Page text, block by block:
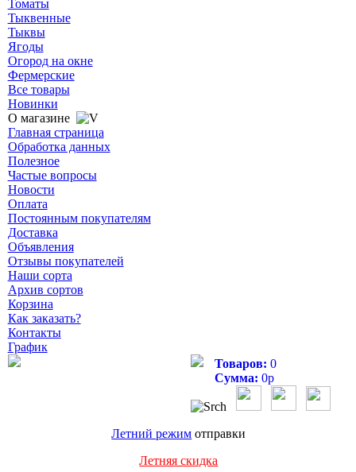
Томаты
Тыквенные
Тыквы
Ягоды
Огород на окне
Фермерские
Все товары
Новинки
О магазине
Главная страница
Обработка данных
Полезное
Частые вопросы
Новости
Оплата
Постоянным покупателям
Доставка
Объявления
Отзывы покупателей
Наши сорта
Архив сортов
Корзина
Как заказать?
Контакты
График
Товаров: 0
Сумма: 0р
Летний режим отправки
Летняя скидка